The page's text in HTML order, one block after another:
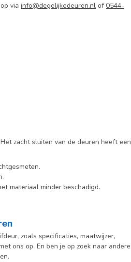
via info@degelijkedeuren.nl of0544-
zacht sluiten van de deuren heeft een
materiaal minder beschadigd.
zoals specificaties, maatwijzer,
ons op. En ben je op zoek naar andere